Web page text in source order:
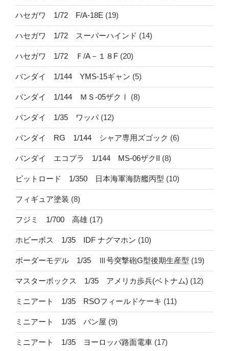
ハセガワ 1/72 F/A-18E (19)
ハセガワ 1/72 スーパーハインド (14)
ハセガワ 1/72 Ｆ/A－１８F (20)
バンダイ 1/144 YMS-15ギャン (5)
バンダイ 1/144 ＭＳ-05ザクⅠ (8)
バンダイ 1/35 ワッパ(12)
バンダイ RG 1/144 シャア専用ズゴック (6)
バンダイ エコプラ 1/144 MS-06ザクII (8)
ピットロード 1/350 日本海軍海防艦丙型 (10)
フィギュア塗装 (8)
フジミ 1/700 高雄 (17)
ホビーボス 1/35 IDF ナグマホン (10)
ボーダーモデル 1/35 Ⅲ号突撃砲G型後期生産型 (19)
マスターボックス 1/35 アメリカ歩兵(ベトナム) (12)
ミニアート 1/35 RSOフィールドケーキ (11)
ミニアート 1/35 パン屋 (9)
ミニアート 1/35 ヨーロッパ路面電車 (17)